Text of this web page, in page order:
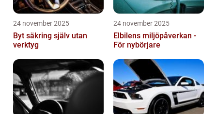
24 november 2025
Byt säkring själv utan
verktyg
24 november 2025
Elbilens miljöpåverkan -
För nybörjare